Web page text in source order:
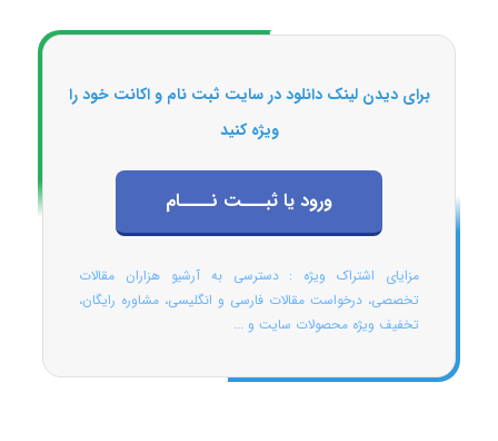
برای دیدن لینک دانلود در سایت ثبت نام و اکانت خود را
ویژه کنید
ورود یا ثبـــت نــــام
مزایای اشتراک ویژه : دسترسی به آرشیو هزاران مقالات
تخصصی، درخواست مقالات فارسی و انگلیسی، مشاوره رایگان،
تخفیف ویژه محصولات سایت و ...